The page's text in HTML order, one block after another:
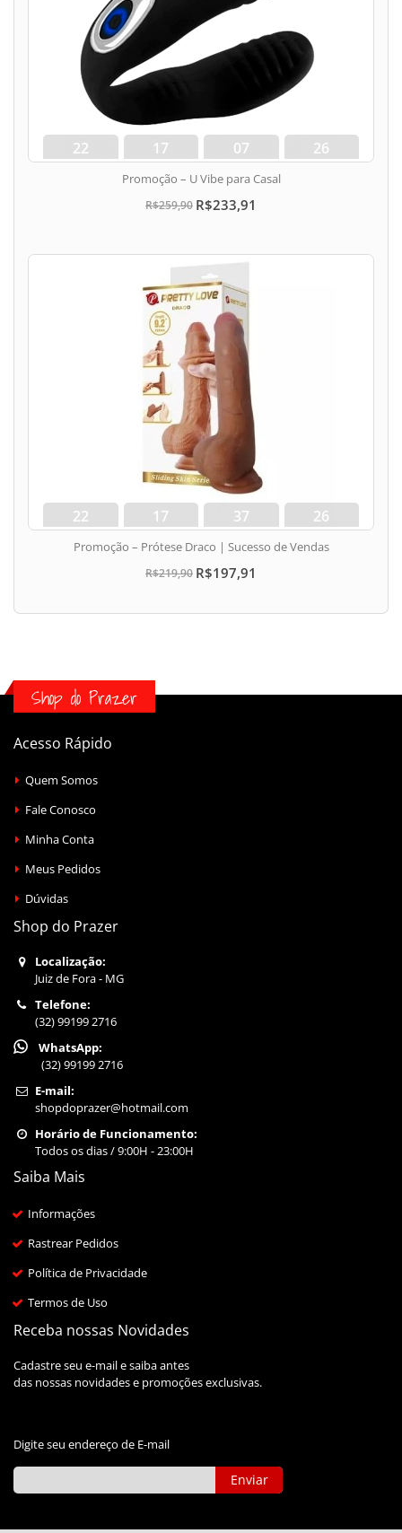
22
dias
17
hora
07
min
25
seg
Promoção – U Vibe para Casal
R$259,90 R$233,91
22
dias
17
hora
37
min
25
seg
Promoção – Prótese Draco | Sucesso de Vendas
R$219,90 R$197,91
Shop do Prazer
Acesso Rápido
Quem Somos
Fale Conosco
Minha Conta
Meus Pedidos
Dúvidas
Shop do Prazer
Localização:
Juiz de Fora - MG
Telefone:
(32) 99199 2716
WhatsApp:
(32) 99199 2716
E-mail:
shopdoprazer@hotmail.com
Horário de Funcionamento:
Todos os dias / 9:00H - 23:00H
Saiba Mais
Informações
Rastrear Pedidos
Política de Privacidade
Termos de Uso
Receba nossas Novidades
Cadastre seu e-mail e saiba antes
das nossas novidades e promoções exclusivas.
Digite seu endereço de E-mail
Enviar